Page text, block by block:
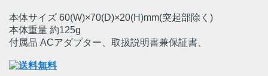
本体サイズ 60(W)×70(D)×20(H)mm(突起部除く)
本体重量 約125g
付属品 ACアダプター、取扱説明書兼保証書、